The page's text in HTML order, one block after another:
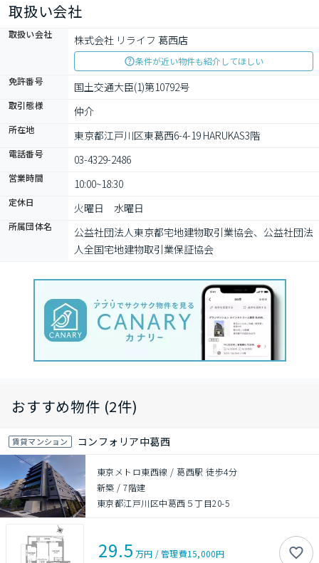
取扱い会社
取扱い会社 株式会社 リライフ 葛西店
条件が近い物件も紹介してほしい
免許番号
国土交通大臣(1)第10792号
取引態様 仲介
所在地 東京都江戸川区東葛西6-4-19 HARUKAS3階
電話番号 03-4329-2486
営業時間 10:00~18:30
定休日 火曜日　水曜日
所属団体名
公益社団法⼈東京都宅地建物取引業協会、公益社団法
⼈全国宅地建物取引業保証協会
おすすめ物件 (2件)
賃貸マンション コンフォリア中葛西
東京メトロ東西線 / 葛西駅 徒歩4分
新築 /7階建
東京都江戸川区中葛西５丁目20-5
29.5 万円 /管理費15,000円